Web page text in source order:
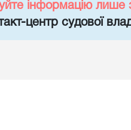
інформацію лише
центр судової